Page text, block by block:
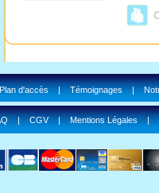
d'accès|Témoignages|
|CGV|Mentions Légales|